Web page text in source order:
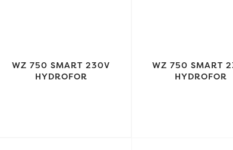
WZ 750 SMART 230V
HYDROFOR
WZ 750 SMART
HYDROFOR